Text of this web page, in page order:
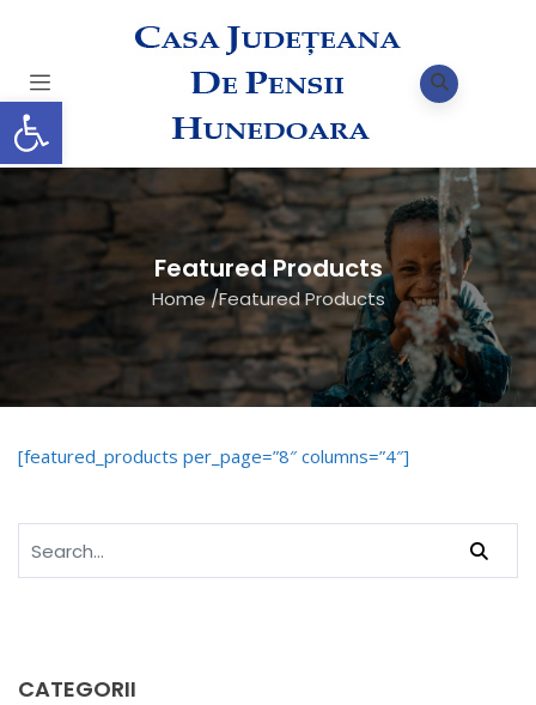
Featured Products
Home/Featured Products
[featured_products per_page=”8″ columns=”4″]
CATEGORII
Deschide bara de unelte